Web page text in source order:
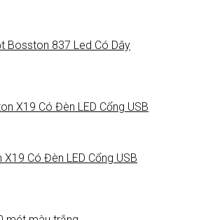
Bosston 837 Led Có Dây
Có Đèn LED Cổng USB